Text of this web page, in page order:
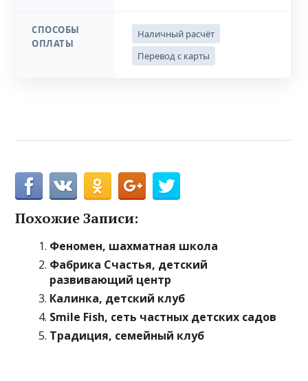
СПОСОБЫ
ОПЛАТЫ
Наличный расчёт
Перевод с карты
Похожие Записи:
Феномен, шахматная школа
Фабрика Счастья, детский
развивающий центр
Калинка, детский клуб
Smile Fish, сеть частных детских садов
Традиция, семейный клуб